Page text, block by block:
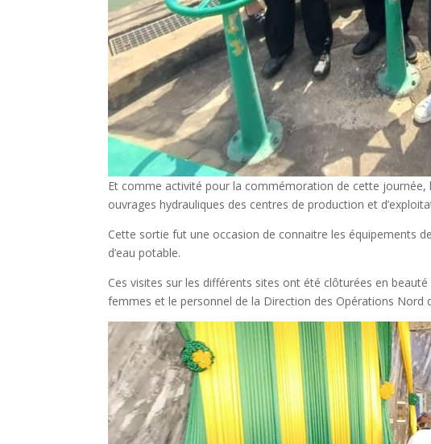
Et comme activité pour la commémoration de cette journée,
ouvrages hydrauliques des centres de production et
Cette sortie fut une occasion de connaitre les équipements
d’eau potable.
Ces visites sur les différents sites ont été clôturées en
femmes et le personnel de la Direction des Opérations Nord